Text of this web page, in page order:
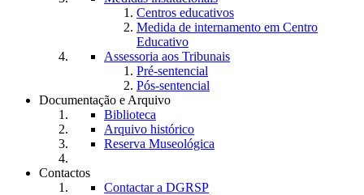
Centros educativos
Medida de internamento em Centro
Educativo
Assessoria aos Tribunais
Pré-sentencial
Pós-sentencial
Documentação e Arquivo
Biblioteca
Arquivo histórico
Reserva Museológica
Contactos
Contactar a DGRSP